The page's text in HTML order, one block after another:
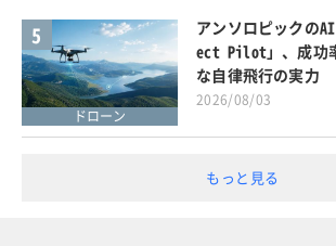
5
ドローン
アンソロピックの
ect Pilot」、成功
な自律飛行の実力
2026/08/03
もっと見る